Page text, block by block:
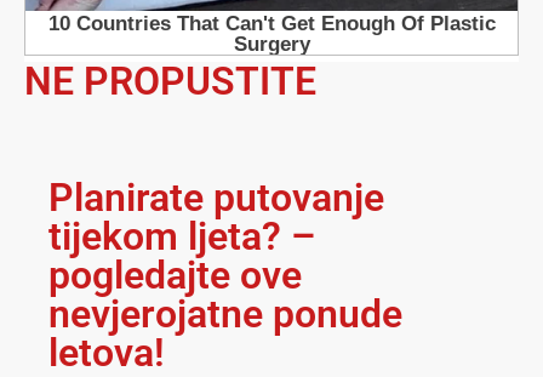
NE PROPUSTITE
Planirate putovanje
tijekom ljeta? –
pogledajte ove
nevjerojatne ponude
letova!